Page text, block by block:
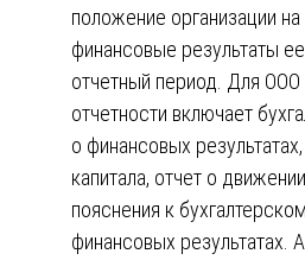
положение организации
финансовые результаты
отчетный период. Для ООО
отчетности включает
о финансовых
капитала, отчет о
пояснения к
финансовых результатах.